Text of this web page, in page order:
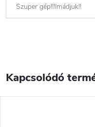
Szuper gép!!!Imádjuk!!
Kapcsolódó